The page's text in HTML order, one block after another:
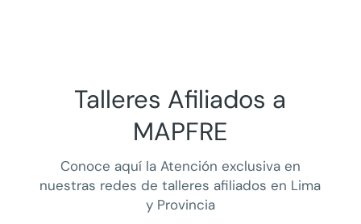
Talleres Afiliados a
MAPFRE
Conoce aquí la Atención exclusiva en
nuestras redes de talleres afiliados en Lima
y Provincia